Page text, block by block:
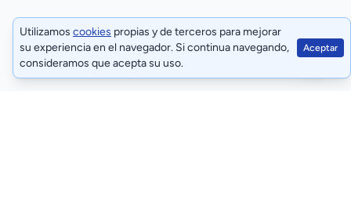
Utilizamos cookies propias y de terceros para mejorar
su experiencia en el navegador. Si continua navegando,
consideramos que acepta su uso.
Aceptar